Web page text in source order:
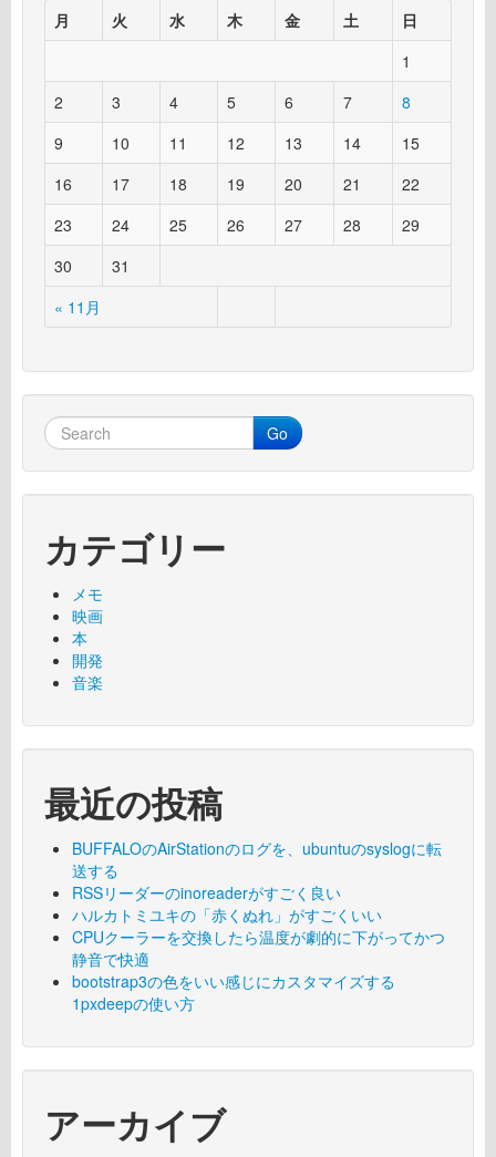
月
火 水 木 金 土 日
« 11月
1
2
3 4 5 6 7
8
9
10 11 12 13 14
15
16
17 18 19 20 21
22
23
24 25 26 27 28
29
30
31
Go
カテゴリー
メモ
映画
本
開発
音楽
最近の投稿
BUFFALOのAirStationのログを、ubuntuのsyslogに転
送する
RSSリーダーのinoreaderがすごく良い
ハルカトミユキの「赤くぬれ」がすごくいい
CPUクーラーを交換したら温度が劇的に下がってかつ
静音で快適
bootstrap3の色をいい感じにカスタマイズする
1pxdeepの使い方
アーカイブ